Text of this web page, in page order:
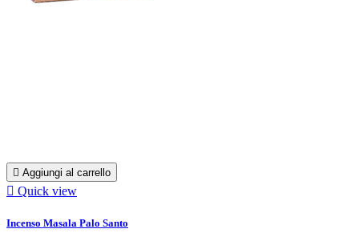
 Aggiungi al carrello
 Quick view
Incenso Masala Palo Santo